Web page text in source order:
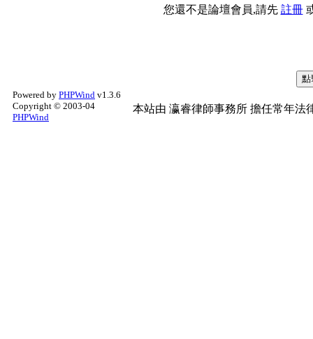
您還不是論壇會員,請先 註冊
Powered by PHPWind v1.3.6
Copyright © 2003-04
PHPWind
本站由 瀛睿律師事務所 擔任常年法